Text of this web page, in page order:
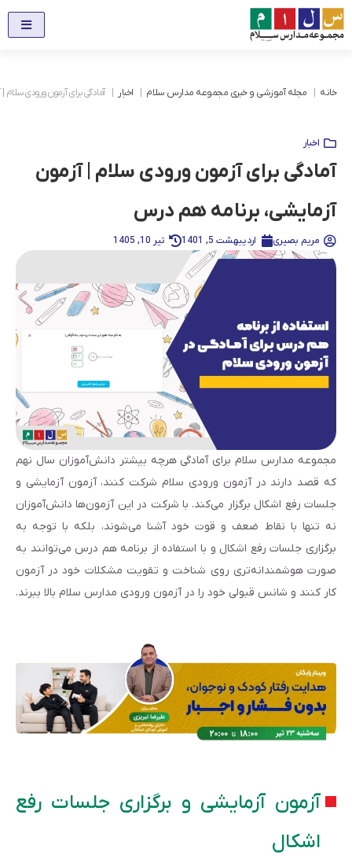
خانه مجله آموزشی و خبری مجموعه مدارس سلام اخبار آمادگی برای آزمون ورودی
اخبار
آمادگی برای آزمون ورودی سلام | آزمون
آزمایشی، برنامه هم درس
مریم بصیری اردیبهشت 5, 1401 تیر 10, 1405
مجموعه مدارس سلام برای آمادگی هرچه بیشتر دانش‌آموزان سال نهم
که قصد دارند در آزمون ورودی سلام شرکت کنند، آزمون آزمایشی و
جلسات رفع اشکال برگزار می‌کند. با شرکت در این آزمون‌ها دانش‌آموزان
نه تنها با نقاط ضعف و قوت خود آشنا می‌شوند، بلکه با توجه به
برگزاری جلسات رفع اشکال و با استفاده از برنامه هم درس می‌توانند به
صورت هوشمندانه‌تری روی شناخت و تقویت مشکلات خود در آزمون
کار کنند و شانس قبولی خود را در آزمون ورودی مدارس سلام بالا ببرند.
آزمون آزمایشی و برگزاری جلسات رفع
اشکال